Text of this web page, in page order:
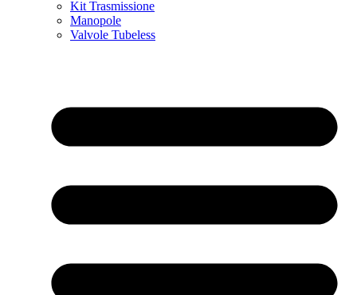
Kit Trasmissione
Manopole
Valvole Tubeless